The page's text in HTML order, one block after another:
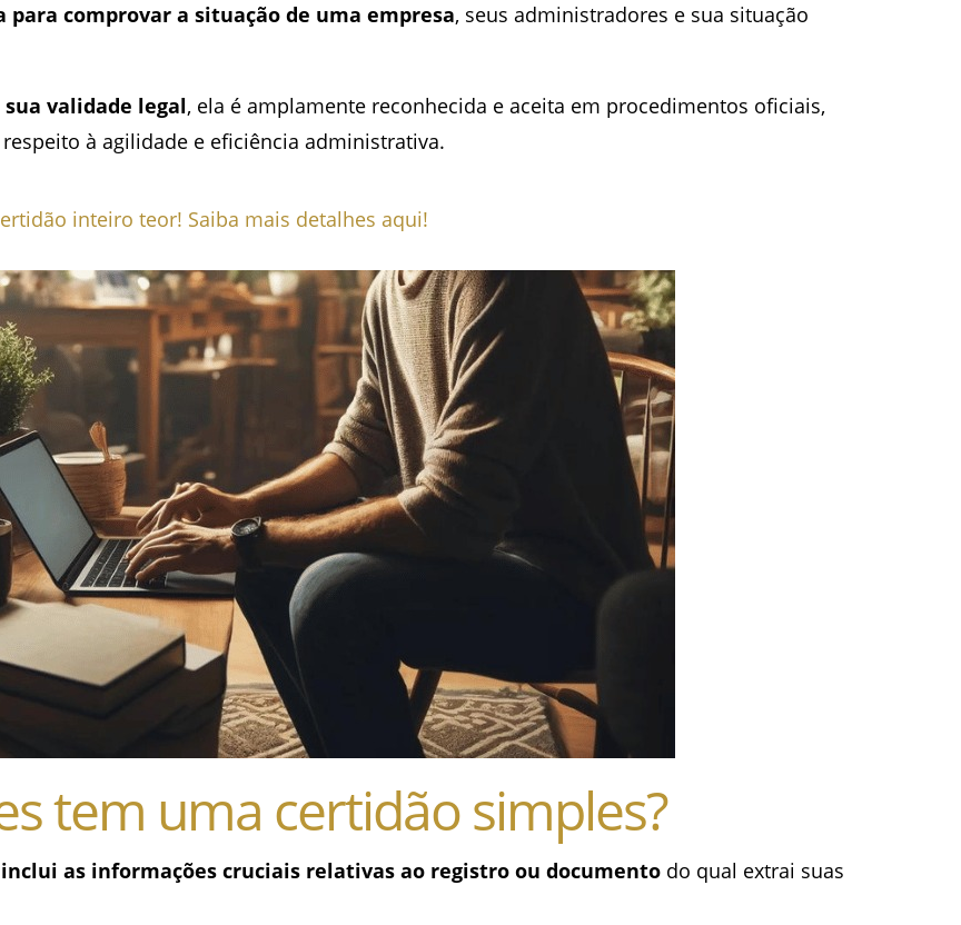
para comprovar a situação de uma empresa, seus administradores e sua situação
validade legal, ela é amplamente reconhecida e aceita em procedimentos oficiais,
à agilidade e eficiência administrativa.
inteiro teor! Saiba mais detalhes aqui!
tem uma certidão simples?
inclui as informações cruciais relativas ao registro ou documento do qual extrai suas